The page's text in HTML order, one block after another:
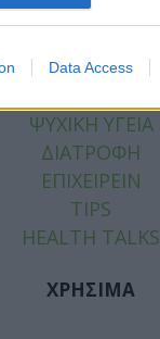
Data Access
ΥΓΕΙΑ
ΨΥΧΙΚΗ ΥΓΕΙΑ
ΔΙΑΤΡΟΦΗ
ΕΠΙΧΕΙΡΕΙΝ
TIPS
HEALTH TALKS
ΧΡΗΣΙΜΑ